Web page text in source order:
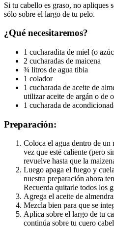
Si tu cabello es graso, no apliques
sólo sobre el largo de tu pelo.
¿Qué necesitaremos?
1 cucharadita de miel (o
2 cucharadas de maicena
¾ litros de agua tibia
1 colador
1 cucharada de aceite de
utilizar aceite de argán o de
1 cucharada de
Preparación:
Coloca el agua dentro de
vez que esté caliente (pero
revuelve hasta que la
Luego apaga el fuego y
nuestra preparación ahora
Recuerda quitarle todos los
Agrega el aceite de
Mezcla bien para que se
Aplica sobre el largo de tu
continúa sobre tu cuero